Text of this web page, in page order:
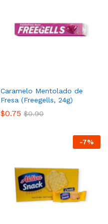
Caramelo Mentolado de
Fresa (Freegells, 24g)
$0.75 $0.90
-7%